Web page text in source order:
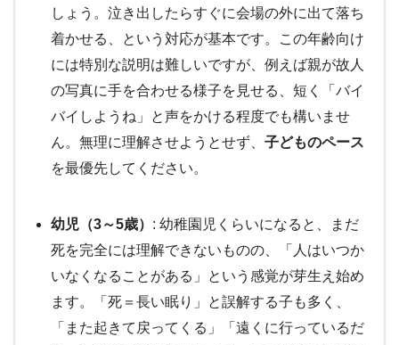
しょう。泣き出したらすぐに会場の外に出て落ち
着かせる、という対応が基本です。この年齢向け
には特別な説明は難しいですが、例えば親が故人
の写真に手を合わせる様子を見せる、短く「バイ
バイしようね」と声をかける程度でも構いませ
ん。無理に理解させようとせず、 子どものペース
を最優先してください。
幼児（3～5歳） : 幼稚園児くらいになると、まだ
死を完全には理解できないものの、「人はいつか
いなくなることがある」という感覚が芽生え始め
ます。「死＝長い眠り」と誤解する子も多く、
「また起きて戻ってくる」「遠くに行っているだ